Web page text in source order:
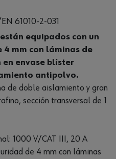
61010-2-031
equipados con un
mm con láminas de
en envase blíster
antipolvo.
de doble aislamiento y gran
sección transversal de 1
1000 V/CAT III, 20 A
de 4 mm con láminas